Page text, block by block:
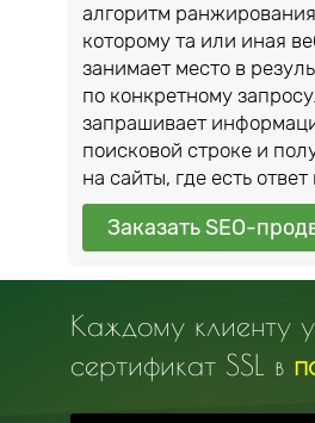
алгоритм
которому та или иная
занимает место в
по конкретному
запрашивает
поисковой строке и
на сайты, где есть
Заказать SEO-
Каждому клиенту
сертификат SSL в